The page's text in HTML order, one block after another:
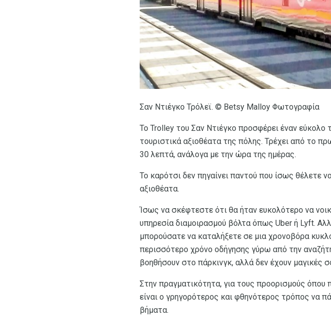
Σαν Ντιέγκο Τρόλεϊ. © Betsy Malloy Φωτογραφία
Το Trolley του Σαν Ντιέγκο προσφέρει έναν
τουριστικά αξιοθέατα της πόλης. Τρέχει από το
30 λεπτά, ανάλογα με την ώρα της ημέρας.
Το καρότσι δεν πηγαίνει παντού που ίσως θέλετε
αξιοθέατα.
Ίσως να σκέφτεστε ότι θα ήταν ευκολότερο να
υπηρεσία διαμοιρασμού βόλτα όπως Uber ή Lyft.
μπορούσατε να καταλήξετε σε μια χρονοβόρα
περισσότερο χρόνο οδήγησης γύρω από την
βοηθήσουν στο πάρκινγκ, αλλά δεν έχουν μαγικές
Στην πραγματικότητα, για τους προορισμούς όπου
είναι ο γρηγορότερος και φθηνότερος τρόπος να
βήματα.